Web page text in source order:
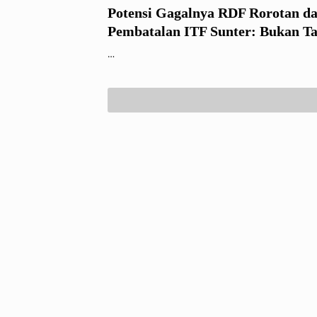
Potensi Gagalnya RDF Rorotan
Pembatalan ITF Sunter: Bukan
Kuswanto
…